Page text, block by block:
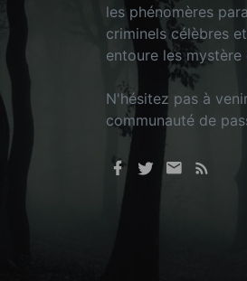
les phénomères
criminels célèbres
entoure les
N'hésitez pas à
communauté de